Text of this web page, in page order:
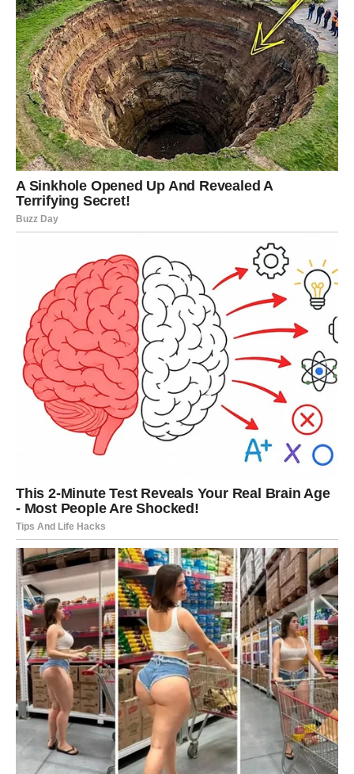
Treća tehnika je poznata kao“ogledalo ponašanja”. Ako
neko koristi pasivno-agresivan ton ili vas pokušava poniziti,
odgovorite na isti način – ne iz osvete, nego da mu pokažete
kako njegovo ponašanje zvuči. Ljudi se najviše uznemire kada
im vratite njihovu energiju, jer se tada suočavaju sa sobom. Na
taj način postavljate granice bez potrebe za sukobom.
Granice, zapravo, čine suštinu svake lične moći. Reći “ne”
bez objašnjenja često je teže nego viknuti, ali upravo tada
pokazujete čvrstinu. Rečenice poput: „Ne želim o tome“,
„To nije tema za mene“, „Ne radim to“ — kratke su, ali
izuzetno snažne. Što su jednostavnije, to više odzvanjaju.
Granice ne treba pravdati. One se jednostavno postave
– mirno i odlučno.
Još jedan ključni element autoriteta jestenačin govora
. Ljudi
koji vladaju sobom ne viču. Govore polako, tiho i jasno. Brz,
napet ton često odaje nesigurnost, dok smiren glas odaje
kontrolu. Kada izgovorite rečenicu poput: „O ovome ne
raspravljam“, bez podizanja glasa, poručujete da ste sigurni u
prijetnja.